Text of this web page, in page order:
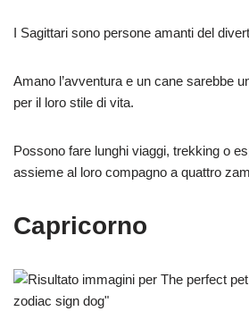
I Sagittari sono persone amanti del
Amano l’avventura e un cane sarebbe
per il loro stile di vita.
Possono fare lunghi viaggi, trekking o
assieme al loro compagno a quattro
Capricorno